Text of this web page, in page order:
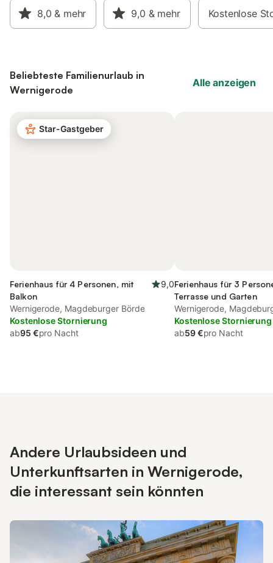
8,0 & mehr 9,0 & mehr Kostenlose
Beliebteste Familienurlaub in
Wernigerode
Alle anzeigen
Star-Gastgeber
Ferienhaus für 4 Personen, mit
Balkon
9,0
Wernigerode, Magdeburger Börde
Kostenlose Stornierung
ab95 €pro Nacht
Ferienhaus für 3
Terrasse und Garten
Wernigerode,
Kostenlose Stornierung
ab59 €pro Nacht
Andere Urlaubsideen und
Unterkunftsarten in Wernigerode,
die interessant sein könnten